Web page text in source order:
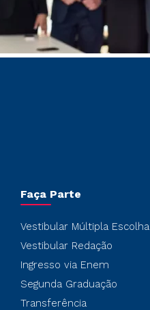
Faça Parte
Vestibular Múltipla Escolha
Vestibular Redação
Ingresso via Enem
Segunda Graduação
Transferência